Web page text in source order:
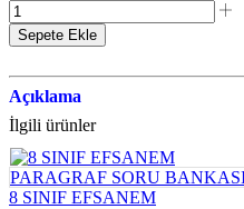
Sepete Ekle
Açıklama
İlgili ürünler
8 SINIF EFSANEM